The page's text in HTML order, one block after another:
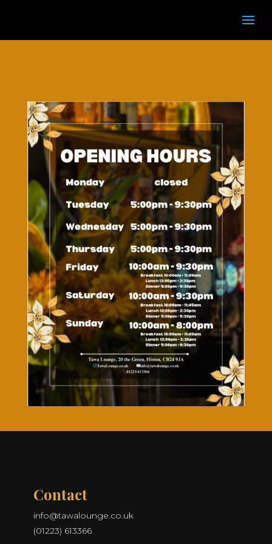
Contact
info@tawalounge.co.uk
(01223) 613366